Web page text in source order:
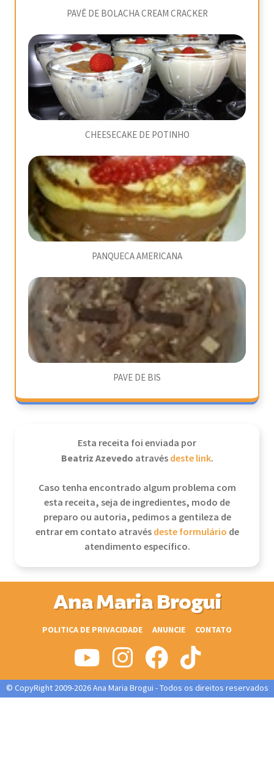
PAVÊ DE BOLACHA CREAM CRACKER
CHEESECAKE DE POTINHO
PANQUECA AMERICANA
PAVE DE BIS
Esta receita foi enviada por
Beatriz Azevedo atravésdeste link.
Caso tenha encontrado algum problema com
esta receita, seja de ingredientes, modo de
preparo ou autoria, pedimos a gentileza de
entrar em contato atravésdeste formulário de
atendimento específico.
Ana Maria Brogui
POLITICA DE PRIVACIDADE ANUNCIE CONTATO
© CopyRight 2009-2026 Ana Maria Brogui - Todos os direitos reservados